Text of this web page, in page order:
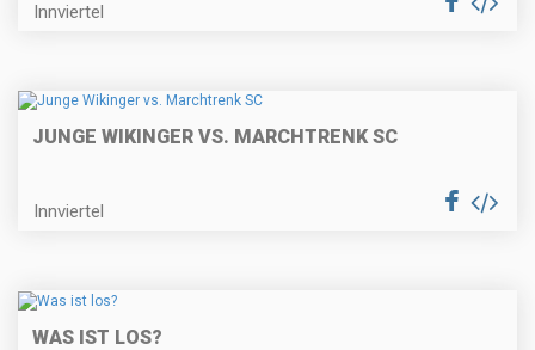
Innviertel
JUNGE WIKINGER VS. MARCHTRENK SC
Innviertel
WAS IST LOS?